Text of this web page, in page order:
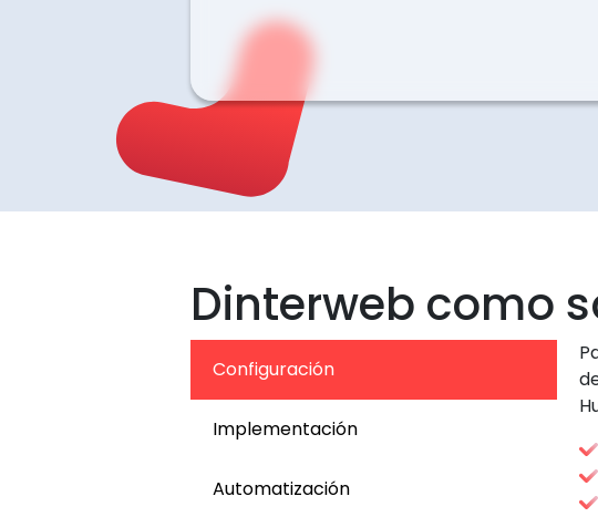
Dinterweb como
Configuración
Implementación
Automatización